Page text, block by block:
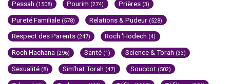
Pessah (1508) Pourim (274) Prières (3)
Pureté Familiale (578) Relations & Pudeur (528)
Respect des Parents (247) Roch 'Hodech (4)
Roch Hachana (296) Santé (1) Science & Torah (33)
Sexualité (8) Sim'hat Torah (47) Souccot (502)